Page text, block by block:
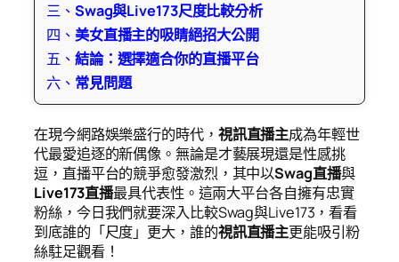
三、 Swag與Live173尺度比較分析
四、 美女直播主的吸睛絕招大公開
五、 結論：選擇適合你的直播平台
六、 常見問題
在現今網路娛樂盛行的時代， 視訊直播主成為年輕世
代最愛追逐的新偶像。無論是才藝展現還是性感挑
逗，直播平台的競爭愈發激烈，其中以Swag直播與
Live173直播最具代表性。這兩大平台各自擁有忠實
粉絲，今日我們就要深入比較Swag與Live173，看看
到底誰的「尺度」更大，誰的視訊直播主更能吸引粉
絲駐足觀看！